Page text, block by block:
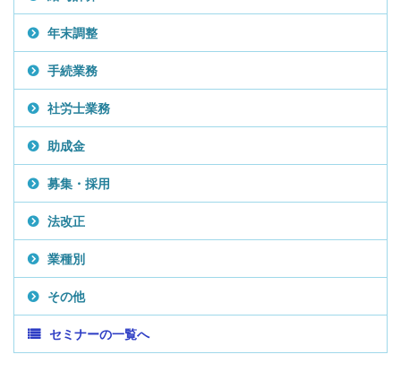
年末調整
手続業務
社労士業務
助成金
募集・採用
法改正
業種別
その他
セミナーの一覧へ